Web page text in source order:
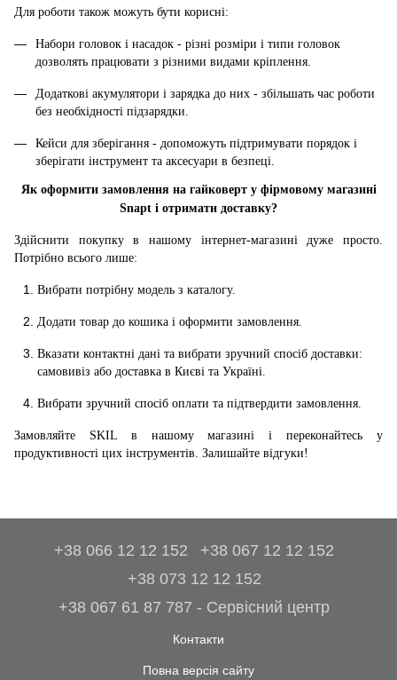
Для роботи також можуть бути корисні:
Набори головок і насадок - різні розміри і типи головок
дозволять працювати з різними видами кріплення.
Додаткові акумулятори і зарядка до них - збільшать час роботи
без необхідності підзарядки.
Кейси для зберігання - допоможуть підтримувати порядок і
зберігати інструмент та аксесуари в безпеці.
Як оформити замовлення на гайковерт у фірмовому магазині
Snapt і отримати доставку?
Здійснити покупку в нашому інтернет-магазині дуже просто.
Потрібно всього лише:
Вибрати потрібну модель з каталогу.
Додати товар до кошика і оформити замовлення.
Вказати контактні дані та вибрати зручний спосіб доставки:
самовивіз або доставка в Києві та Україні.
Вибрати зручний спосіб оплати та підтвердити замовлення.
Замовляйте SKIL в нашому магазині і переконайтесь у
продуктивності цих інструментів. Залишайте відгуки!
+38 066 12 12 152
+38 067 12 12 152
+38 073 12 12 152
+38 067 61 87 787 - Сервісний центр
Контакти
Повна версія сайту